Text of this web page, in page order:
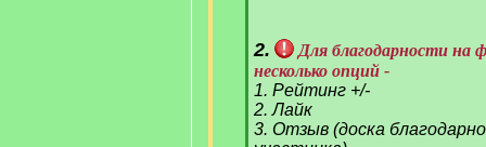
2.
Для благодарности на
несколько опций -
1. Рейтинг +/-
2. Лайк
3. Отзыв (доска